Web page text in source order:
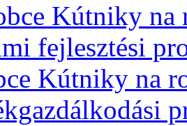
Kútniky na
fejlesztési
Kútniky na